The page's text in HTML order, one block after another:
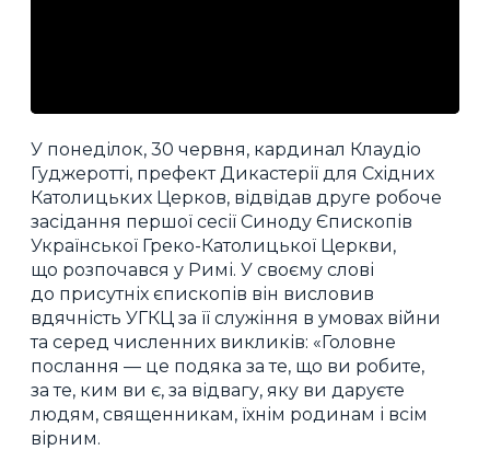
У понеділок, 30 червня, кардинал Клаудіо
Гуджеротті, префект Дикастерії для Східних
Католицьких Церков, відвідав друге робоче
засідання першої сесії Синоду Єпископів
Української Греко-Католицької Церкви,
що розпочався у Римі. У своєму слові
до присутніх єпископів він висловив
вдячність УГКЦ за її служіння в умовах війни
та серед численних викликів: «Головне
послання — це подяка за те, що ви робите,
за те, ким ви є, за відвагу, яку ви даруєте
людям, священникам, їхнім родинам і всім
вірним.